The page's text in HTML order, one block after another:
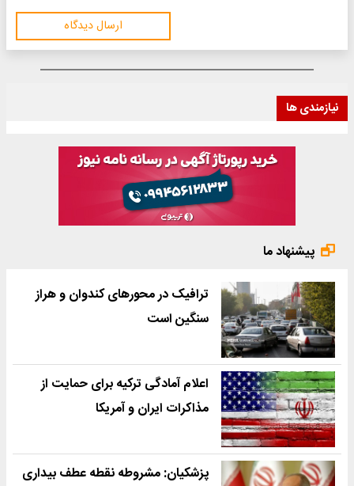
ارسال دیدگاه
نیازمندی ها
پیشنهاد ما
ترافیک در محورهای کندوان و هراز
سنگین است
اعلام آمادگی ترکیه برای حمایت از
مذاکرات ایران و آمریکا
پزشکیان: مشروطه نقطه عطف بیداری